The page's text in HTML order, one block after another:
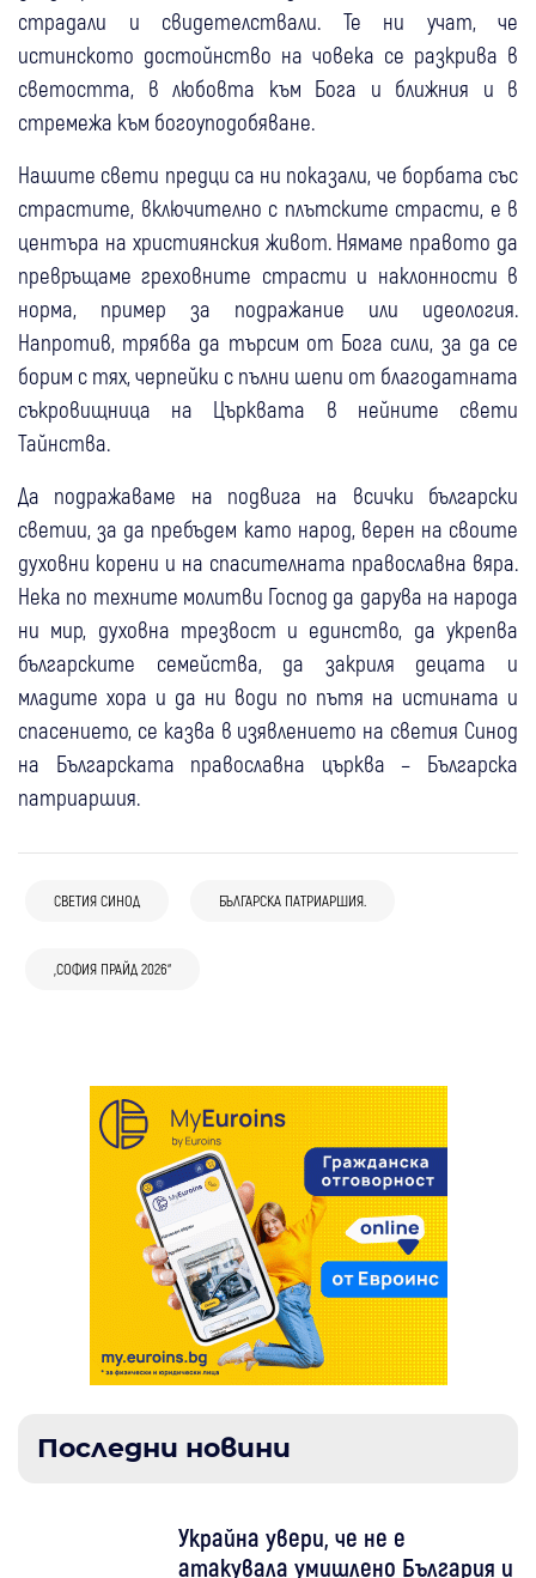
страдали и свидетелствали. Те ни учат, че
истинското достойнство на човека се разкрива в
светостта, в любовта към Бога и ближния и в
стремежа към богоуподобяване.
Нашите свети предци са ни показали, че борбата със
страстите, включително с плътските страсти, е в
центъра на християнския живот. Нямаме правото да
превръщаме греховните страсти и наклонности в
норма, пример за подражание или идеология.
Напротив, трябва да търсим от Бога сили, за да се
борим с тях, черпейки с пълни шепи от благодатната
съкровищница на Църквата в нейните свети
Тайнства.
Да подражаваме на подвига на всички български
светии, за да пребъдем като народ, верен на своите
духовни корени и на спасителната православна вяра.
Нека по техните молитви Господ да дарува на народа
ни мир, духовна трезвост и единство, да укрепва
българските семейства, да закриля децата и
младите хора и да ни води по пътя на истината и
спасението, се казва в изявлението на светия Синод
на Българската православна църква – Българска
патриаршия.
СВЕТИЯ СИНОД БЪЛГАРСКА ПАТРИАРШИЯ.
„СОФИЯ ПРАЙД 2026“
внася декларация в Светия синод заради
спрени заплати
Българска делегация няма да пътува до
Последни новини
Украйна увери, че не е
атакувала умишлено България и